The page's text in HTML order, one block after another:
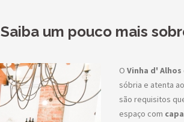
Saiba um pouco mais
O Vinha d' Alhos
sóbria e atenta
são requisitos
espaço com